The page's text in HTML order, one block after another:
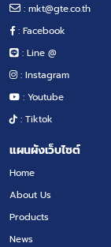
: mkt@gte.co.th
: Facebook
: Line @
: Instagram
: Youtube
: Tiktok
แผนผังเว็บไซต์
Home
About Us
Products
News